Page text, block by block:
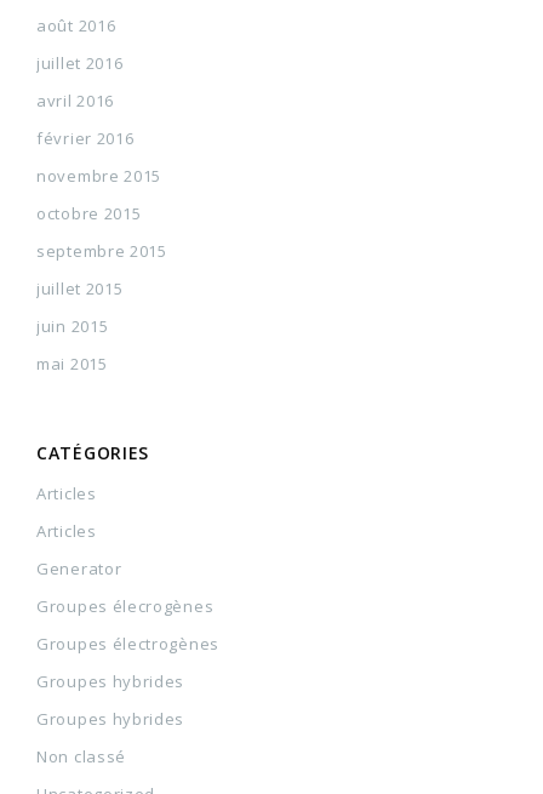
août 2016
juillet 2016
avril 2016
février 2016
novembre 2015
octobre 2015
septembre 2015
juillet 2015
juin 2015
mai 2015
CATÉGORIES
Articles
Articles
Generator
Groupes élecrogènes
Groupes électrogènes
Groupes hybrides
Groupes hybrides
Non classé